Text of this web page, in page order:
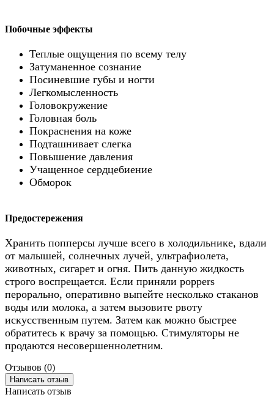
Побочные эффекты
Теплые ощущения по всему телу
Затуманенное сознание
Посиневшие губы и ногти
Легкомысленность
Головокружение
Головная боль
Покраснения на коже
Подташнивает слегка
Повышение давления
Учащенное сердцебиение
Обморок
Предостережения
Хранить попперсы лучше всего в холодильнике, вдали
от малышей, солнечных лучей, ультрафиолета,
животных, сигарет и огня. Пить данную жидкость
строго воспрещается. Если приняли poppers
перорально, оперативно выпейте несколько стаканов
воды или молока, а затем вызовите рвоту
искусственным путем. Затем как можно быстрее
обратитесь к врачу за помощью. Стимуляторы не
продаются несовершеннолетним.
Отзывов (0)
Написать отзыв
Написать отзыв